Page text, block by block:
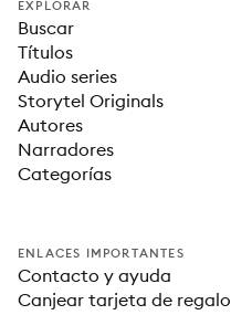
EXPLORAR
Buscar
Títulos
Audio series
Storytel Originals
Autores
Narradores
Categorías
ENLACES IMPORTANTES
Contacto y ayuda
Canjear tarjeta de regalo